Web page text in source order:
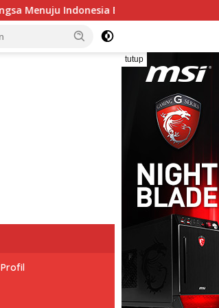
Pemerintah Indonesia dan Perserikatan
tutup
Profil